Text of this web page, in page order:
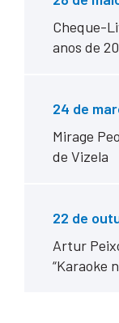
Cheque-
anos de
24 de
Mirage
de Vizela
22 de
Artur
“Karaoke